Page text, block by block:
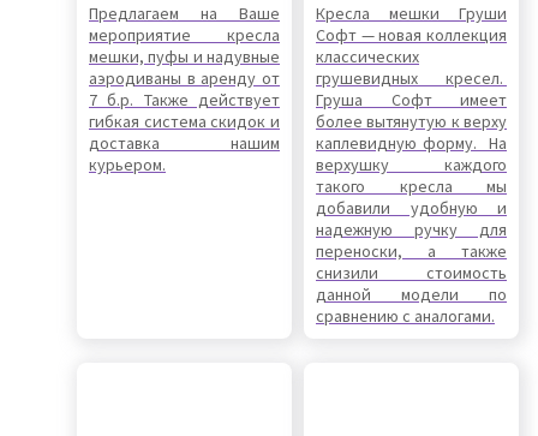
Предлагаем на Ваше
мероприятие кресла
мешки, пуфы и надувные
аэродиваны в аренду от
7 б.р. Также действует
гибкая система скидок и
доставка нашим
курьером.
Кресла мешки Груши
Софт — новая коллекция
классических
грушевидных кресел.
Груша Софт имеет
более вытянутую к верху
каплевидную форму. На
верхушку каждого
такого кресла мы
добавили удобную и
надежную ручку для
переноски, а также
снизили стоимость
данной модели по
сравнению с аналогами.